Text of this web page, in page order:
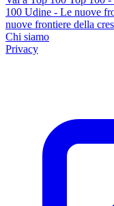
100 Udine - Le nuove
nuove frontiere della
Chi siamo
Privacy